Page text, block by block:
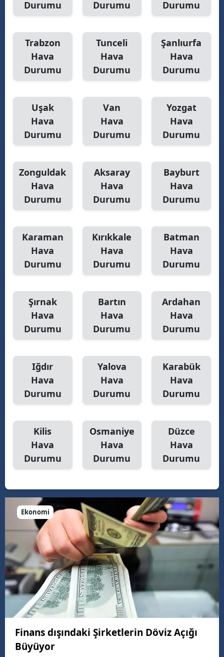
Durumu
Durumu
Durumu
Trabzon
Hava
Durumu
Tunceli
Hava
Durumu
Şanlıurfa
Hava
Durumu
Uşak
Hava
Durumu
Van
Hava
Durumu
Yozgat
Hava
Durumu
Zonguldak
Hava
Durumu
Aksaray
Hava
Durumu
Bayburt
Hava
Durumu
Karaman
Hava
Durumu
Kırıkkale
Hava
Durumu
Batman
Hava
Durumu
Şırnak
Hava
Durumu
Bartın
Hava
Durumu
Ardahan
Hava
Durumu
Iğdır
Hava
Durumu
Yalova
Hava
Durumu
Karabük
Hava
Durumu
Kilis
Hava
Durumu
Osmaniye
Hava
Durumu
Düzce
Hava
Durumu
Ekonomi
Finans dışındaki Şirketlerin Döviz Açığı
Büyüyor